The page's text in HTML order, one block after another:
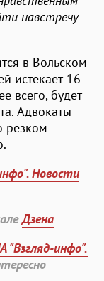
навстречу
в Вольском
истекает 16
всего, будет
Адвокаты
резком
Новости
Дзена
"Взгляд-инфо".